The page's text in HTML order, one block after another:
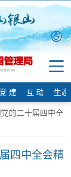
党 建 互 动
生
的二十届四中全
四中全会精